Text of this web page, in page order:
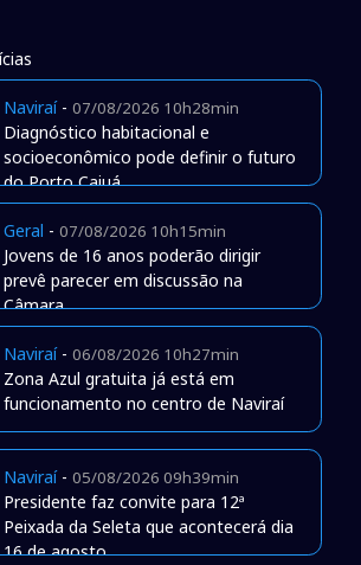
Naviraí- 07/08/2026 10h28min
Diagnóstico habitacional e
socioeconômico pode definir o futuro
do Porto Caiuá
Geral - 07/08/2026 10h15min
Jovens de 16 anos poderão dirigir
prevê parecer em discussão na
Câmara
Naviraí- 06/08/2026 10h27min
Zona Azul gratuita já está em
funcionamento no centro de Naviraí
Naviraí- 05/08/2026 09h39min
Presidente faz convite para 12ª
Peixada da Seleta que acontecerá dia
16 de agosto